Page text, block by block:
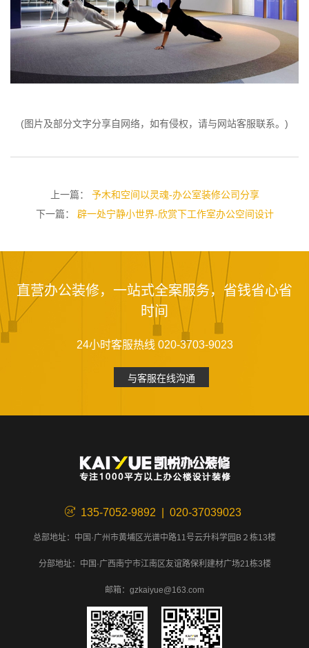
(图片及部分文字分享自网络，如有侵权，请与网站客服联系。)
上一篇： 予木和空间以灵魂-办公室装修公司分享
下一篇： 辟一处宁静小世界-欣赏下工作室办公空间设计
直营办公装修，一站式全案服务，省钱省心省
时间
24小时客服热线 020-3703-9023
与客服在线沟通
135-7052-9892 | 020-37039023
总部地址：中国·广州市黄埔区光谱中路11号云升科学园B２栋13楼
分部地址：中国·广西南宁市江南区友谊路保利建材广场21栋3楼
邮箱：gzkaiyue@163.com